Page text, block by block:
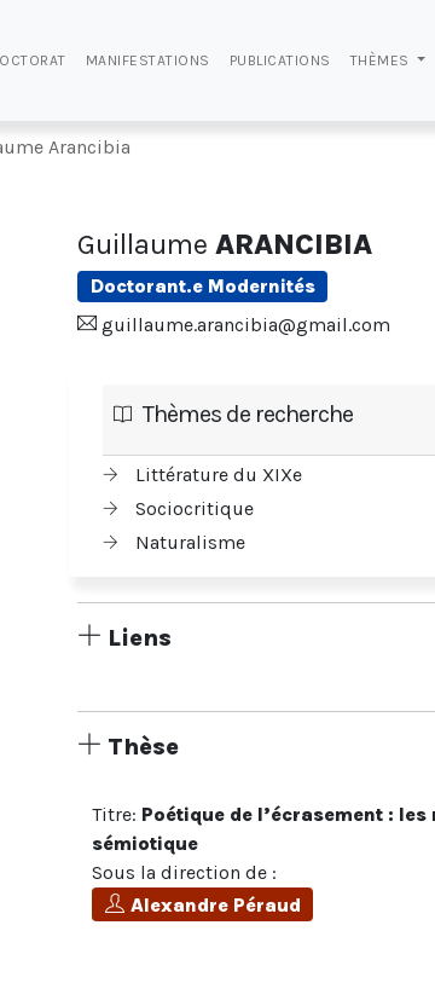
MANIFESTATIONS PUBLICATIONS THÈMES
Arancibia
GuillaumeARANCIBIA
Doctorant.e Modernités
guillaume.arancibia@gmail.com
Thèmes de recherche
Littérature du XIXe
Sociocritique
Naturalisme
Liens
Thèse
Titre: Poétique de l’écrasement :
sémiotique
Sous la direction de :
Alexandre Péraud